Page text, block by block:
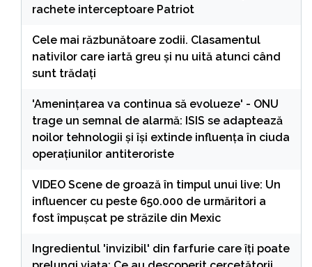
rachete interceptoare Patriot
Cele mai răzbunătoare zodii. Clasamentul
nativilor care iartă greu și nu uită atunci când
sunt trădați
'Amenințarea va continua să evolueze' - ONU
trage un semnal de alarmă: ISIS se adaptează
noilor tehnologii și își extinde influența în ciuda
operațiunilor antiteroriste
VIDEO Scene de groază în timpul unui live: Un
influencer cu peste 650.000 de urmăritori a
fost împușcat pe străzile din Mexic
Ingredientul 'invizibil' din farfurie care îți poate